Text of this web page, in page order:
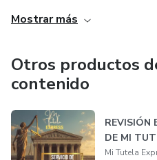
efectiva y oportuna.
Mostrar más
Otros productos
contenido
REVISIÓN
DE MI
Mi Tutela